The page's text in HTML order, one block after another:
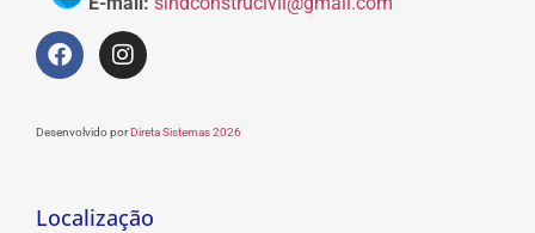
Desenvolvido porDireta Sistemas 2026
Localização